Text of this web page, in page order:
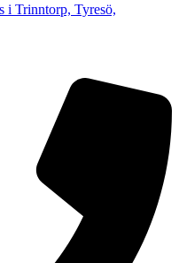
i Trinntorp, Tyresö,